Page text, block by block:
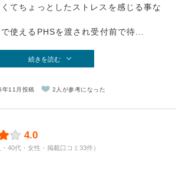
てちょっとしたストレスを感じる事な
使えるPHSを渡され受付前で待...
続きを読む
11月投稿 2人が参考になった
4.0
40代・女性・掲載口コミ33件）